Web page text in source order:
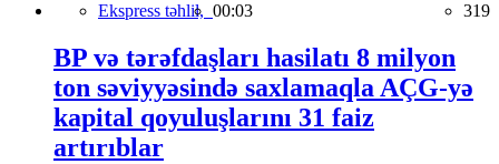
Ekspress təhlil, 00:03 319
BP və tərəfdaşları hasilatı 8 milyon
ton səviyyəsində saxlamaqla AÇG-yə
kapital qoyuluşlarını 31 faiz
artırıblar